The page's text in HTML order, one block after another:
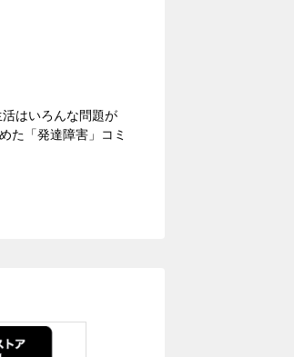
はいろんな問題が
た「発達障害」コミ